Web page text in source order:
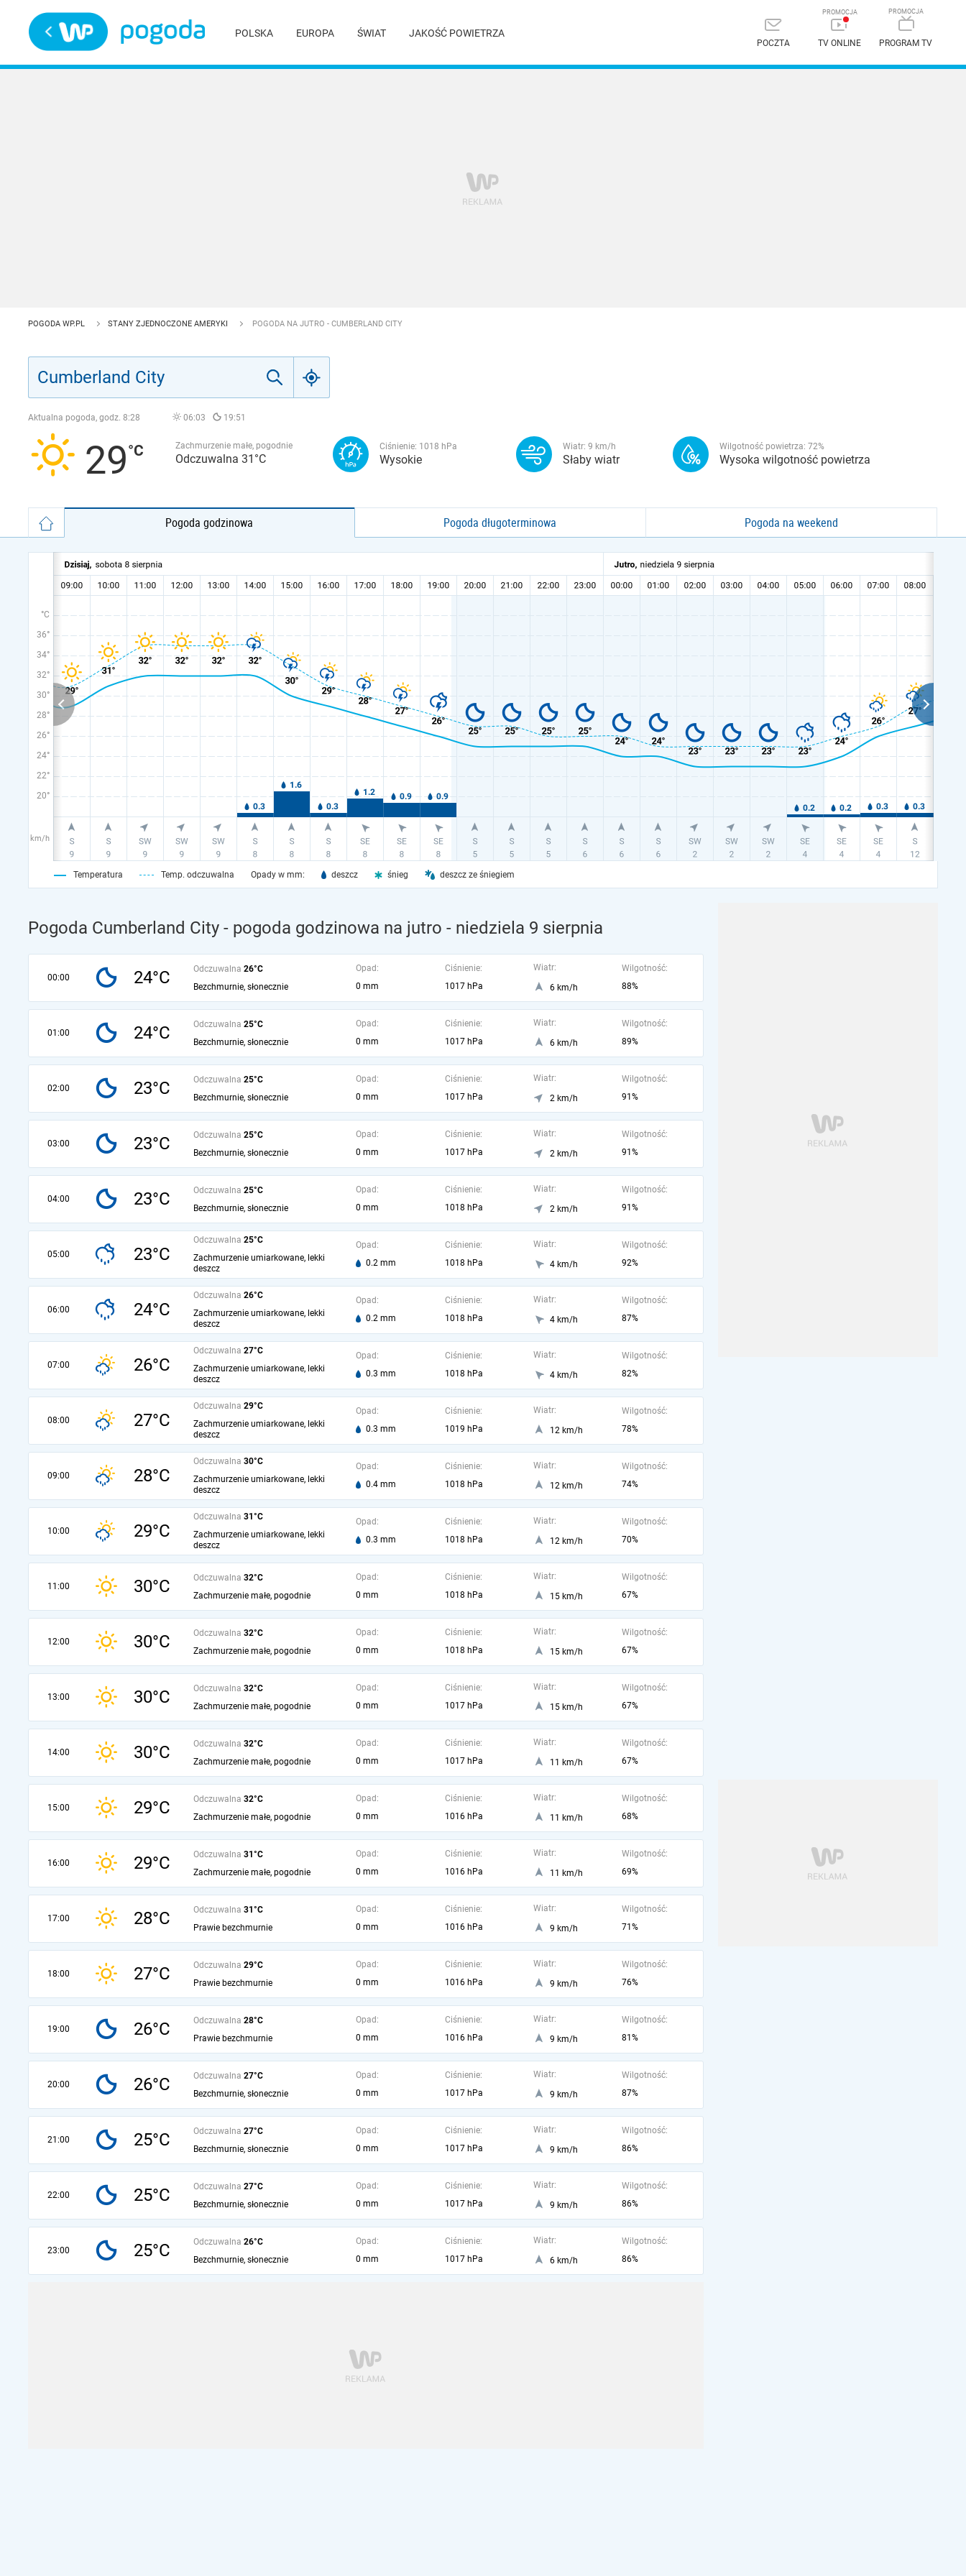
POLSKA EUROPA ŚWIAT JAKOŚĆ POWIETRZA
POCZTA TV ONLINE PROGRAM TV
POGODA WP.PL STANY ZJEDNOCZONE AMERYKI POGODA NA JUTRO - CUMBERLAND CITY
Aktualna pogoda, godz. 8:28 06:03 19:51
29 Zachmurzenie małe, pogodnie
Odczuwalna 31°C
Ciśnienie: 1018 hPa
Wysokie
Wiatr: 9 km/h
Słaby wiatr
Wilgotność powietrza: 72%
Wysoka wilgotność powietrza
Pogoda godzinowa Pogoda długoterminowa Pogoda na weekend
°C
36°
34°
32°
30°
28°
26°
24°
22°
20°
km/h
Temperatura Temp. odczuwalna Opady w mm: deszcz śnieg deszcz ze śniegiem
Pogoda Cumberland City - pogoda godzinowa na jutro - niedziela 9 sierpnia
00:00 24°C Odczuwalna 26°C
Bezchmurnie, słonecznie
Opad:
0 mm
Ciśnienie:
1017 hPa
Wiatr:
6 km/h
Wilgotność:
88%
01:00 24°C Odczuwalna 25°C
Bezchmurnie, słonecznie
Opad:
0 mm
Ciśnienie:
1017 hPa
Wiatr:
6 km/h
Wilgotność:
89%
02:00 23°C Odczuwalna 25°C
Bezchmurnie, słonecznie
Opad:
0 mm
Ciśnienie:
1017 hPa
Wiatr:
2 km/h
Wilgotność:
91%
03:00 23°C Odczuwalna 25°C
Bezchmurnie, słonecznie
Opad:
0 mm
Ciśnienie:
1017 hPa
Wiatr:
2 km/h
Wilgotność:
91%
04:00 23°C Odczuwalna 25°C
Bezchmurnie, słonecznie
Opad:
0 mm
Ciśnienie:
1018 hPa
Wiatr:
2 km/h
Wilgotność:
91%
05:00 23°C
Odczuwalna 25°C
Zachmurzenie umiarkowane, lekki
deszcz
Opad:
0.2 mm
Ciśnienie:
1018 hPa
Wiatr:
4 km/h
Wilgotność:
92%
06:00 24°C
Odczuwalna 26°C
Zachmurzenie umiarkowane, lekki
deszcz
Opad:
0.2 mm
Ciśnienie:
1018 hPa
Wiatr:
4 km/h
Wilgotność:
87%
07:00 26°C
Odczuwalna 27°C
Zachmurzenie umiarkowane, lekki
deszcz
Opad:
0.3 mm
Ciśnienie:
1018 hPa
Wiatr:
4 km/h
Wilgotność:
82%
08:00 27°C
Odczuwalna 29°C
Zachmurzenie umiarkowane, lekki
deszcz
Opad:
0.3 mm
Ciśnienie:
1019 hPa
Wiatr:
12 km/h
Wilgotność:
78%
09:00 28°C
Odczuwalna 30°C
Zachmurzenie umiarkowane, lekki
deszcz
Opad:
0.4 mm
Ciśnienie:
1018 hPa
Wiatr:
12 km/h
Wilgotność:
74%
10:00 29°C
Odczuwalna 31°C
Zachmurzenie umiarkowane, lekki
deszcz
Opad:
0.3 mm
Ciśnienie:
1018 hPa
Wiatr:
12 km/h
Wilgotność:
70%
11:00 30°C Odczuwalna 32°C
Zachmurzenie małe, pogodnie
Opad:
0 mm
Ciśnienie:
1018 hPa
Wiatr:
15 km/h
Wilgotność:
67%
12:00 30°C Odczuwalna 32°C
Zachmurzenie małe, pogodnie
Opad:
0 mm
Ciśnienie:
1018 hPa
Wiatr:
15 km/h
Wilgotność:
67%
13:00 30°C Odczuwalna 32°C
Zachmurzenie małe, pogodnie
Opad:
0 mm
Ciśnienie:
1017 hPa
Wiatr:
15 km/h
Wilgotność:
67%
14:00 30°C Odczuwalna 32°C
Zachmurzenie małe, pogodnie
Opad:
0 mm
Ciśnienie:
1017 hPa
Wiatr:
11 km/h
Wilgotność:
67%
15:00 29°C Odczuwalna 32°C
Zachmurzenie małe, pogodnie
Opad:
0 mm
Ciśnienie:
1016 hPa
Wiatr:
11 km/h
Wilgotność:
68%
16:00 29°C Odczuwalna 31°C
Zachmurzenie małe, pogodnie
Opad:
0 mm
Ciśnienie:
1016 hPa
Wiatr:
11 km/h
Wilgotność:
69%
17:00 28°C Odczuwalna 31°C
Prawie bezchmurnie
Opad:
0 mm
Ciśnienie:
1016 hPa
Wiatr:
9 km/h
Wilgotność:
71%
18:00 27°C Odczuwalna 29°C
Prawie bezchmurnie
Opad:
0 mm
Ciśnienie:
1016 hPa
Wiatr:
9 km/h
Wilgotność:
76%
19:00 26°C Odczuwalna 28°C
Prawie bezchmurnie
Opad:
0 mm
Ciśnienie:
1016 hPa
Wiatr:
9 km/h
Wilgotność:
81%
20:00 26°C Odczuwalna 27°C
Bezchmurnie, słonecznie
Opad:
0 mm
Ciśnienie:
1017 hPa
Wiatr:
9 km/h
Wilgotność:
87%
21:00 25°C Odczuwalna 27°C
Bezchmurnie, słonecznie
Opad:
0 mm
Ciśnienie:
1017 hPa
Wiatr:
9 km/h
Wilgotność:
86%
22:00 25°C Odczuwalna 27°C
Bezchmurnie, słonecznie
Opad:
0 mm
Ciśnienie:
1017 hPa
Wiatr:
9 km/h
Wilgotność:
86%
23:00 25°C Odczuwalna 26°C
Bezchmurnie, słonecznie
Opad:
0 mm
Ciśnienie:
1017 hPa
Wiatr:
6 km/h
Wilgotność:
86%